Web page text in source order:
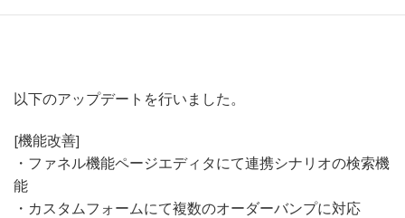
以下のアップデートを行いました。
[機能改善]
・ファネル機能ページエディタにて連携シナリオの検索機
能
・カスタムフォームにて複数のオーダーバンプに対応